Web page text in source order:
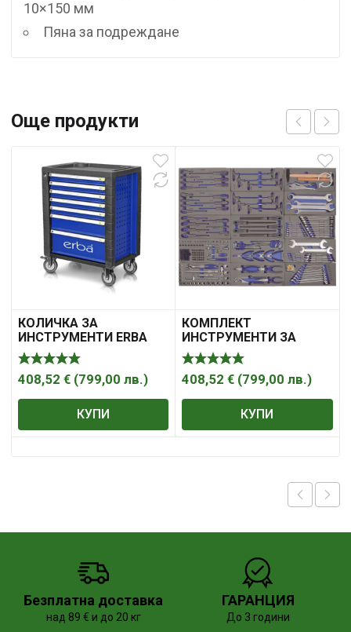
10×150 мм
Пяна за подреждане
Още продукти
КОЛИЧКА ЗА
ИНСТРУМЕНТИ ERBA
408,52 € (799,00 лв.)
КУПИ
КОМПЛЕКТ
ИНСТРУМЕНТИ ЗА
КОЛИЧКА 268 ЧАСТИ
ERBA
408,52€ (799,00лв.)
КУПИ
Безплатна доставка
над 89 € и до 20 кг
ГАРАНЦИЯ
До 3 години